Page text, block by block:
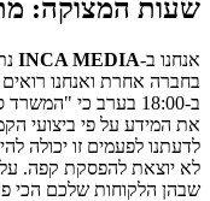
שעות המצוקה:
אנחנו ב-INCA MEDIA
בחברה אחרת ואנחנו רואים
ב-18:00 בערב כי
את המידע על פי ביצועי
לדעתנו לפעמים זו יכולה
לא יוצאת להפסקת קפה. על
שבהן הלקוחות שלכם הכי